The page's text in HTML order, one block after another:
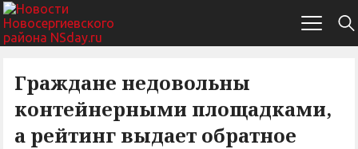
Граждане недовольны
контейнерными площадками,
а рейтинг выдает обратное